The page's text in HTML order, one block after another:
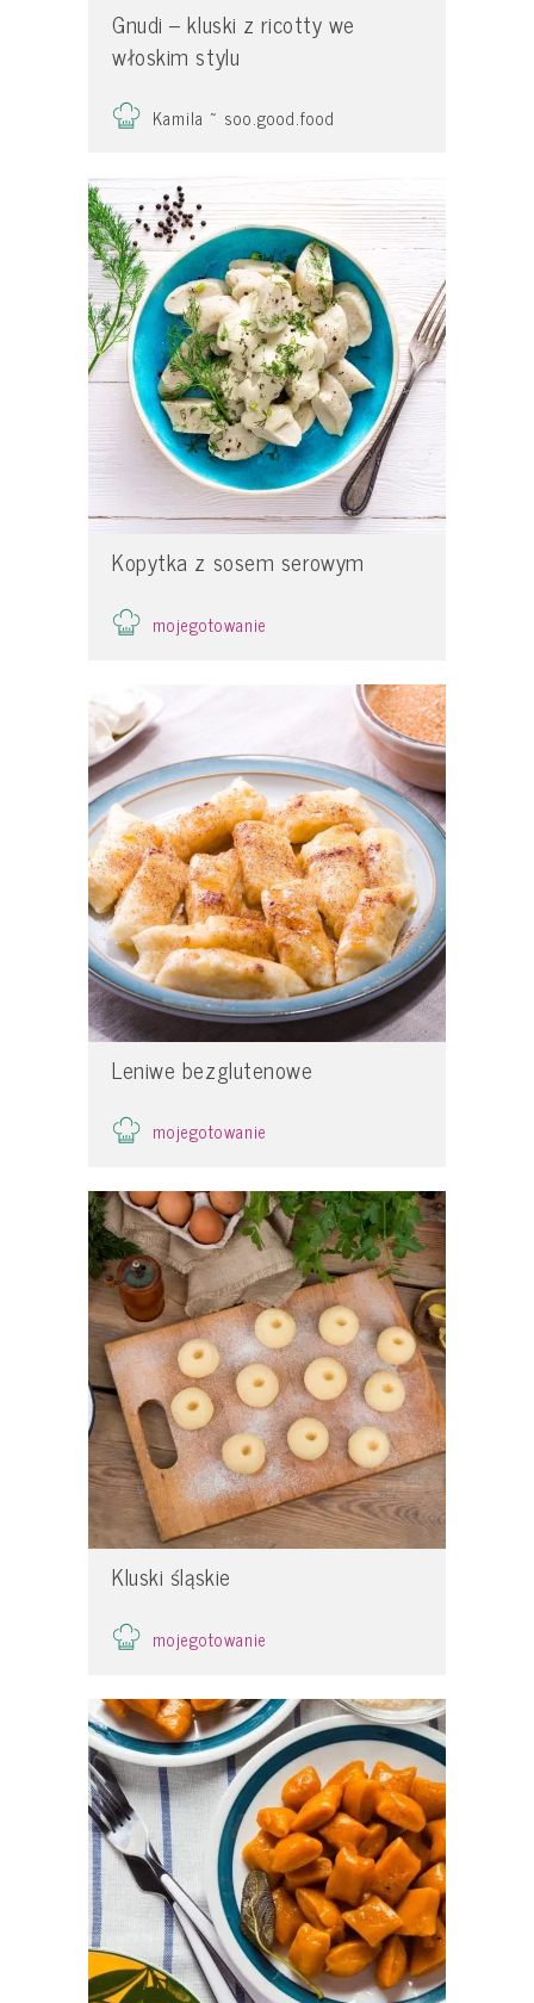
Gnudi – kluski z ricotty we
włoskim stylu
Kamila ~ soo.good.food
Kopytka z sosem serowym
mojegotowanie
Leniwe bezglutenowe
mojegotowanie
Kluski śląskie
mojegotowanie